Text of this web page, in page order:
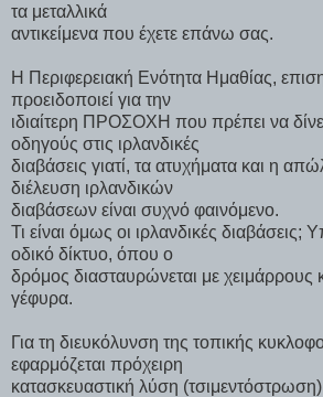
τα μεταλλικά
αντικείμενα που έχετε επάνω σας.
Η Περιφερειακή Ενότητα Ημαθίας,
προειδοποιεί για την
ιδιαίτερη ΠΡΟΣΟΧΗ που πρέπει να
οδηγούς στις ιρλανδικές
διαβάσεις γιατί, τα ατυχήματα και η
διέλευση ιρλανδικών
διαβάσεων είναι συχνό φαινόμενο.
Τι είναι όμως οι ιρλανδικές διαβάσεις;
οδικό δίκτυο, όπου ο
δρόμος διασταυρώνεται με χειμάρρους
γέφυρα.
Για τη διευκόλυνση της τοπικής
εφαρμόζεται πρόχειρη
κατασκευαστική λύση